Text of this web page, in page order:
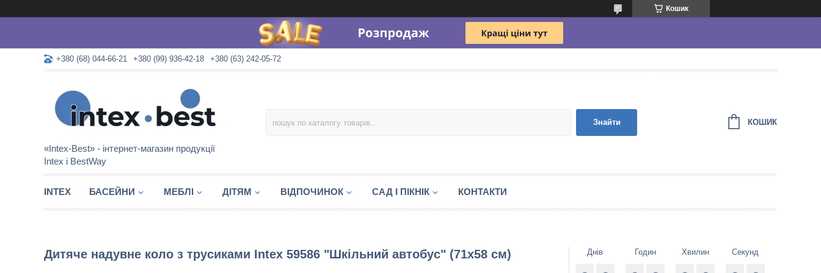
Кошик
+380 (68) 044-66-21 +380 (99) 936-42-18 +380 (63) 242-05-72
«Intex-Best» - інтернет-магазин продукції
Intex і BestWay
Знайти КОШИК
INTEX БАСЕЙНИ МЕБЛІ ДІТЯМ ВІДПОЧИНОК САД І ПІКНІК КОНТАКТИ
Дитяче надувне коло з трусиками Intex 59586 "Шкільний автобус" (71х58 см) Днів Годин Хвилин Секунд